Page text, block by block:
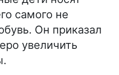
самого не
Он приказал
увеличить